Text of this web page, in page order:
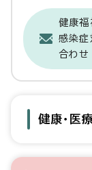
健康
感染症
合わせ
健康・医